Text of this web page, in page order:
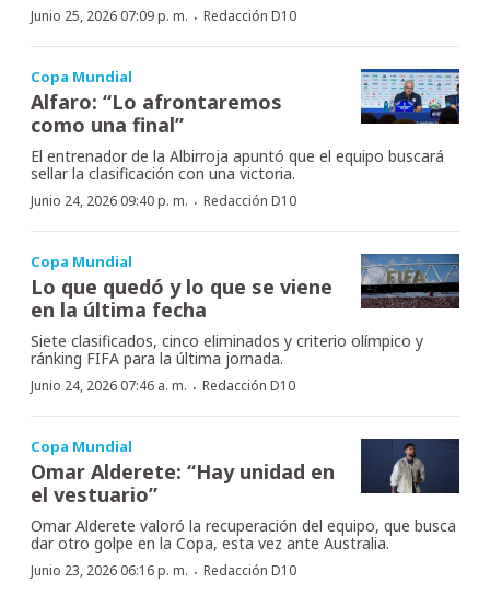
Junio 25, 2026 07:09 p. m. · Redacción D10
Copa Mundial
Alfaro: “Lo afrontaremos
como una final”
El entrenador de la Albirroja apuntó que el equipo buscará
sellar la clasificación con una victoria.
Junio 24, 2026 09:40 p. m. · Redacción D10
Copa Mundial
Lo que quedó y lo que se viene
en la última fecha
Siete clasificados, cinco eliminados y criterio olímpico y
ránking FIFA para la última jornada.
Junio 24, 2026 07:46 a. m. · Redacción D10
Copa Mundial
Omar Alderete: “Hay unidad en
el vestuario”
Omar Alderete valoró la recuperación del equipo, que busca
dar otro golpe en la Copa, esta vez ante Australia.
Junio 23, 2026 06:16 p. m. · Redacción D10